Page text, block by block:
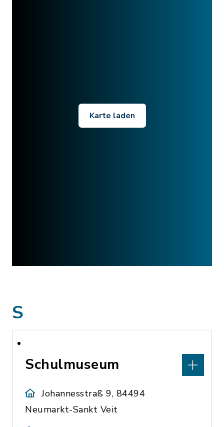
Karte laden
S
Schulmuseum
Johannesstraß 9, 84494
Neumarkt-Sankt Veit